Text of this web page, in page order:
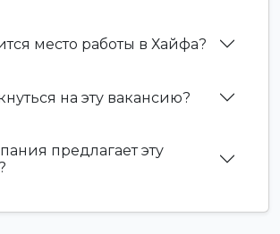
место работы в Хайфа?
на эту вакансию?
предлагает эту